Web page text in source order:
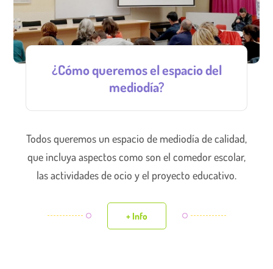
¿Cómo queremos el espacio del
mediodía?
Todos queremos un espacio de mediodía de calidad,
que incluya aspectos como son el comedor escolar,
las actividades de ocio y el proyecto educativo.
+ Info